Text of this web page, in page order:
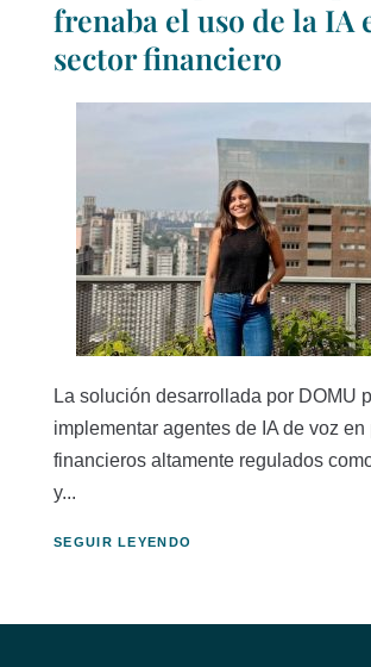
frenaba el uso de la IA
sector financiero
La solución desarrollada por DOMU
implementar agentes de IA de voz en
financieros altamente regulados
y...
SEGUIR LEYENDO